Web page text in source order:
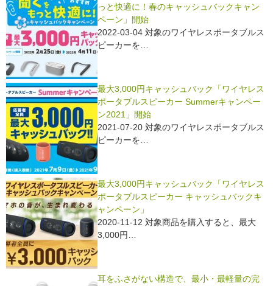
っと快適に！春のキャッシュバックキャン
ペーン」開始
2022-03-04 対象のワイヤレスポータブルス
ピーカーを…
最大3,000円キャッシュバック「ワイヤレス
ポータブルスピーカー Summerキャンペー
ン2021」開始
2021-07-20 対象のワイヤレスポータブルス
ピーカーを…
最大3,000円キャッシュバック「ワイヤレス
ポータブルスピーカー キャッシュバックキ
ャンペーン」
2020-11-12 対象商品を購入すると、最大
3,000円…
耳をふさがない構造で、最小・最軽量の完